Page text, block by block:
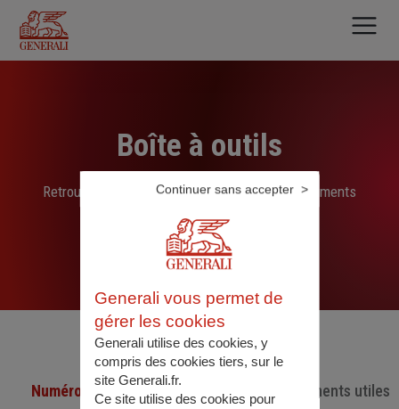
contenu
principal
Boîte à outils
Retrouvez ici les liens, N° de téléphone et documents
sélectionnés par nos soins
Numéro de téléphone utiles Documents utiles
Generali vous permet de
gérer les cookies
Generali utilise des cookies, y
compris des cookies tiers, sur le
site Generali.fr.
Ce site utilise des cookies pour
Continuer sans accepter